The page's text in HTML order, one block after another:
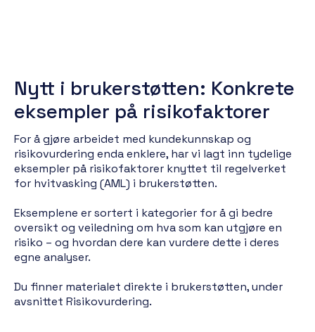
Nytt i brukerstøtten: Konkrete
eksempler på risikofaktorer
For å gjøre arbeidet med kundekunnskap og
risikovurdering enda enklere, har vi lagt inn tydelige
eksempler på risikofaktorer knyttet til regelverket
for hvitvasking (AML) i brukerstøtten.
Eksemplene er sortert i kategorier for å gi bedre
oversikt og veiledning om hva som kan utgjøre en
risiko – og hvordan dere kan vurdere dette i deres
egne analyser.
Du finner materialet direkte i brukerstøtten, under
avsnittet Risikovurdering.